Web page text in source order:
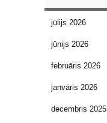
jūlijs 2026
jūnijs 2026
februāris 2026
janvāris 2026
decembris 2025